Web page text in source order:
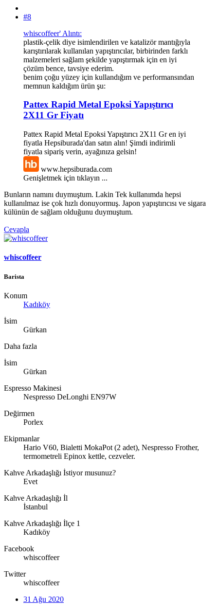
#8
whiscoffeer' Alıntı:
plastik-çelik diye isimlendirilen ve katalizör mantığıyla
karıştırılarak kullanılan yapıştırıcılar, birbirinden farklı
malzemeleri sağlam şekilde yapıştırmak için en iyi
çözüm bence, tavsiye ederim.
benim çoğu yüzey için kullandığım ve performansından
memnun kaldığım ürün şu:
Pattex Rapid Metal Epoksi Yapıştırıcı
2X11 Gr Fiyatı
Pattex Rapid Metal Epoksi Yapıştırıcı 2X11 Gr en iyi
fiyatla Hepsiburada'dan satın alın! Şimdi indirimli
fiyatla sipariş verin, ayağınıza gelsin!
www.hepsiburada.com
Genişletmek için tıklayın ...
Bunların namını duymuştum. Lakin Tek kullanımda hepsi
kullanılmaz ise çok hızlı donuyormuş. Japon yapıştırıcısı ve sigara
külünün de sağlam olduğunu duymuştum.
Cevapla
whiscoffeer
Barista
Konum
Kadıköy
İsim
Gürkan
Daha fazla
İsim
Gürkan
Espresso Makinesi
Nespresso DeLonghi EN97W
Değirmen
Porlex
Ekipmanlar
Hario V60, Bialetti MokaPot (2 adet), Nespresso Frother,
termometreli Epinox kettle, cezveler.
Kahve Arkadaşlığı İstiyor musunuz?
Evet
Kahve Arkadaşlığı İl
İstanbul
Kahve Arkadaşlığı İlçe 1
Kadıköy
Facebook
whiscoffeer
Twitter
whiscoffeer
31 Ağu 2020